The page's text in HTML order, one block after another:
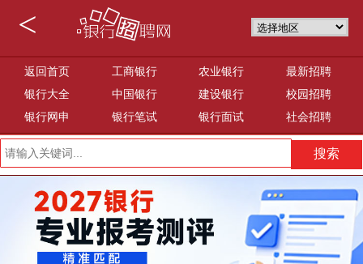
<
返回首页 工商银行 农业银行
最新招聘
银行大全
中国银行 建设银行
校园招聘
银行网申
银行笔试 银行面试 社会招聘